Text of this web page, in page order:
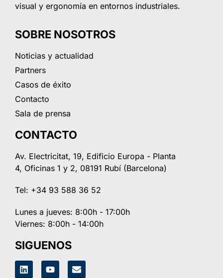
visual y ergonomía en entornos industriales.
SOBRE NOSOTROS
Noticias y actualidad
Partners
Casos de éxito
Contacto
Sala de prensa
CONTACTO
Av. Electricitat, 19, Edificio Europa - Planta
4, Oficinas 1 y 2, 08191 Rubí (Barcelona)
Tel: +34 93 588 36 52
Lunes a jueves: 8:00h - 17:00h
Viernes: 8:00h - 14:00h
SIGUENOS